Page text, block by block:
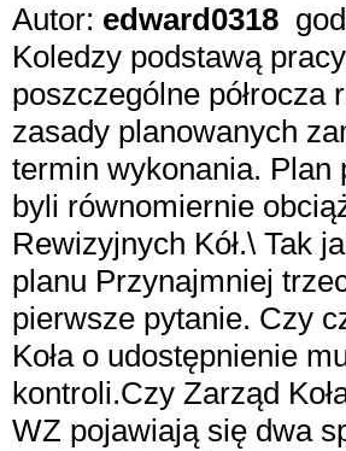
Autor: edward0318
Koledzy podstawą
poszczególne
zasady planowanych
termin wykonania. Plan
byli równomiernie
Rewizyjnych Kół.\ Tak
planu Przynajmniej
pierwsze pytanie. Czy
Koła o udostępnienie
kontroli.Czy Zarząd
WZ pojawiają się dwa